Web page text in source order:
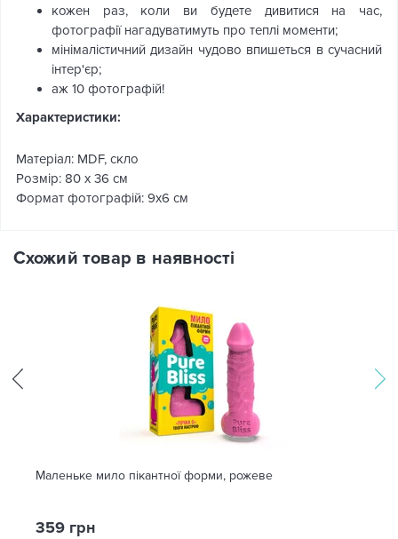
кожен раз, коли ви будете дивитися на час,
фотографії нагадуватимуть про теплі моменти;
мінімалістичний дизайн чудово впишеться в сучасний
інтер'єр;
аж 10 фотографій!
Характеристики:
Матеріал: MDF, скло
Розмір: 80 х 36 см
Формат фотографій: 9х6 см
Схожий товар в наявності
Маленьке мило пікантної форми, рожеве
359 грн